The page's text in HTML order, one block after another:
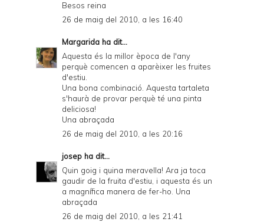
Besos reina
26 de maig del 2010, a les 16:40
Margarida ha dit...
Aquesta és la millor època de l'any
perquè comencen a aparèixer les fruites
d'estiu.
Una bona combinació. Aquesta tartaleta
s'haurà de provar perquè té una pinta
deliciosa!
Una abraçada
26 de maig del 2010, a les 20:16
josep ha dit...
Quin goig i quina meravella! Ara ja toca
gaudir de la fruita d'estiu, i aquesta és un
a magnífica manera de fer-ho. Una
abraçada
26 de maig del 2010, a les 21:41